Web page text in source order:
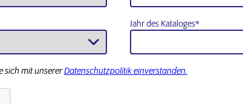
Jahr des Kataloges*
sich mit unsererDatenschutzpolitik einverstanden.